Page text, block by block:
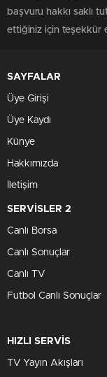
başvuru hakkı saklı
ettiğiniz için teşekkür
SAYFALAR
Üye Girişi
Üye Kaydı
Künye
Hakkımızda
İletişim
SERVİSLER 2
Canlı Borsa
Canlı Sonuçlar
Canlı TV
Futbol Canlı Sonuçlar
HIZLI SERVİS
TV Yayın Akışları